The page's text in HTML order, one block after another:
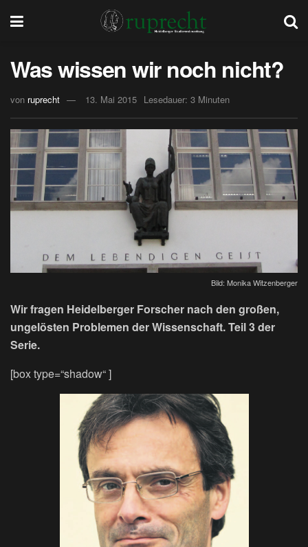
Was wissen wir noch nicht?
von ruprecht 13. Mai 2015 Lesedauer: 3 Minuten
Bild: Monika Witzenberger
Wir fragen Heidelberger Forscher nach den großen,
ungelösten Problemen der Wissenschaft. Teil 3 der
Serie.
[box type=“shadow“ ]